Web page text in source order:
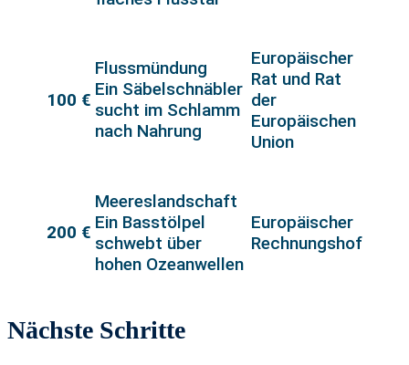
100 €
Flussmündung
Ein Säbelschnäbler
sucht im Schlamm
nach Nahrung
Europäischer
Rat und Rat
der
Europäischen
Union
200 €
Meereslandschaft
Ein Basstölpel
schwebt über
hohen Ozeanwellen
Europäischer
Rechnungshof
Nächste Schritte